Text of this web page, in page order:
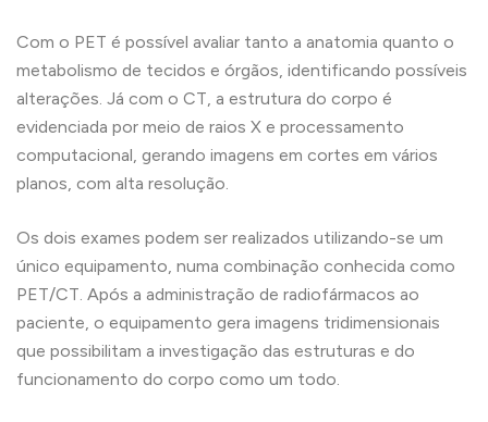
Com o PET é possível avaliar tanto a anatomia quanto o
metabolismo de tecidos e órgãos, identificando possíveis
alterações. Já com o CT, a estrutura do corpo é
evidenciada por meio de raios X e processamento
computacional, gerando imagens em cortes em vários
planos, com alta resolução.
Os dois exames podem ser realizados utilizando-se um
único equipamento, numa combinação conhecida como
PET/CT. Após a administração de radiofármacos ao
paciente, o equipamento gera imagens tridimensionais
que possibilitam a investigação das estruturas e do
funcionamento do corpo como um todo.